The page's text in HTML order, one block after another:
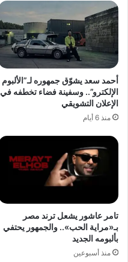
أحمد سعد يشوّق جمهوره لـ”الألبوم
الإلكترو”.. وسفينة فضاء تخطفه في
الإعلان التشويقي
منذ 6 أيام
تامر عاشور يشعل ترند مصر
بـ«مراية الحب».. والجمهور يحتفي
بألبومه الجديد
منذ أسبوعين